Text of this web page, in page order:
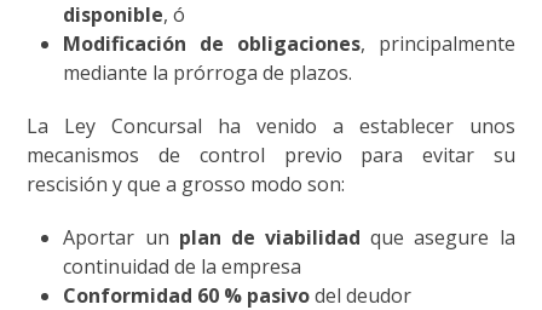
disponible, ó
Modificación de obligaciones, principalmente
mediante la prórroga de plazos.
La Ley Concursal ha venido a establecer unos
mecanismos de control previo para evitar su
rescisión y que a grosso modo son:
Aportar un plan de viabilidad que asegure la
continuidad de la empresa
Conformidad 60 % pasivodel deudor